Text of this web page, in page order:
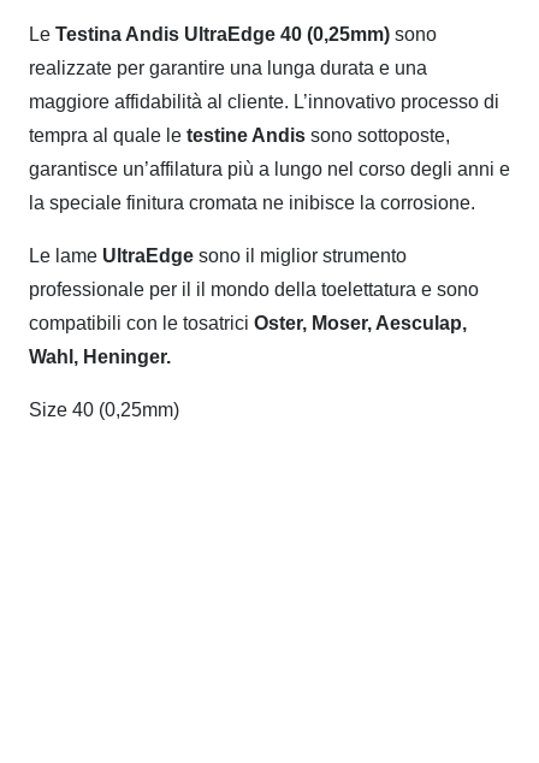
Le Testina Andis UltraEdge 40 (0,25mm) sono
realizzate per garantire una lunga durata e una
maggiore affidabilità al cliente. L’innovativo processo di
tempra al quale le testine Andis sono sottoposte,
garantisce un’affilatura più a lungo nel corso degli anni e
la speciale finitura cromata ne inibisce la corrosione.
Le lame UltraEdge sono il miglior strumento
professionale per il il mondo della toelettatura e sono
compatibili con le tosatrici Oster, Moser, Aesculap,
Wahl, Heninger.
Size 40 (0,25mm)